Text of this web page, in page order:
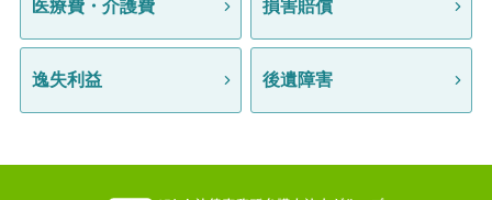
医療費・介護費 損害賠償
逸失利益 後遺障害